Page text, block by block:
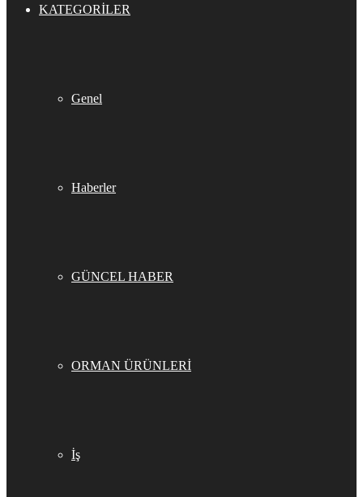
KATEGORILER
Genel
Haberler
GÜNCEL HABER
ORMAN ÜRÜNLERİ
İş